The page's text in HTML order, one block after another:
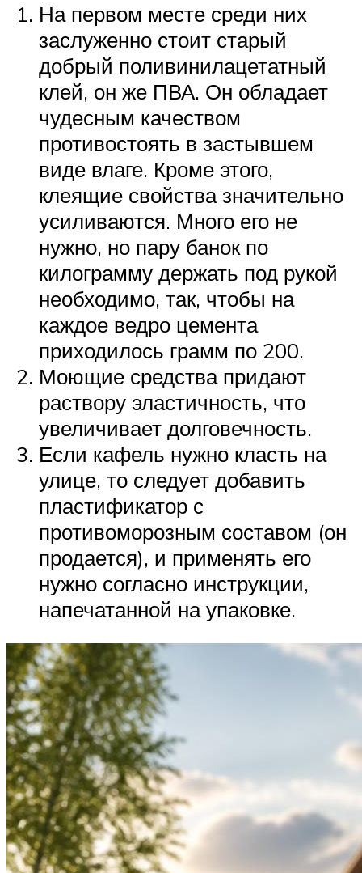
На первом месте среди них
заслуженно стоит старый
добрый поливинилацетатный
клей, он же ПВА. Он обладает
чудесным качеством
противостоять в застывшем
виде влаге. Кроме этого,
клеящие свойства значительно
усиливаются. Много его не
нужно, но пару банок по
килограмму держать под рукой
необходимо, так, чтобы на
каждое ведро цемента
приходилось грамм по 200.
Моющие средства придают
раствору эластичность, что
увеличивает долговечность.
Если кафель нужно класть на
улице, то следует добавить
пластификатор с
противоморозным составом (он
продается), и применять его
нужно согласно инструкции,
напечатанной на упаковке.